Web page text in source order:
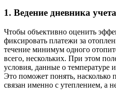
1. Ведение дневника
Чтобы объективно оценить
фиксировать платежи за
течение минимум одного
всего, нескольких. При этом
условия, данные о температуре
Это поможет понять, насколько
связан именно с утеплением, а